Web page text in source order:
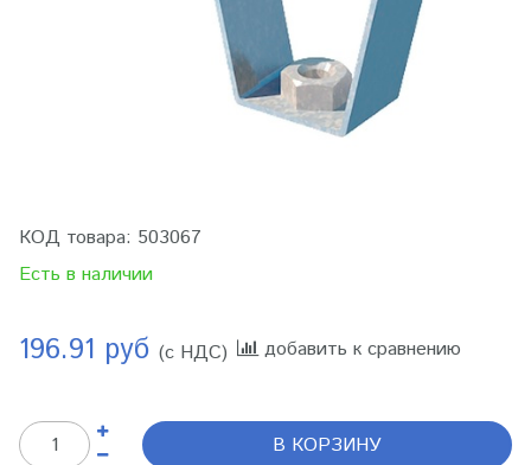
КОД товара: 503067
Есть в наличии
196.91 руб (с НДС) добавить к сравнению
В КОРЗИНУ